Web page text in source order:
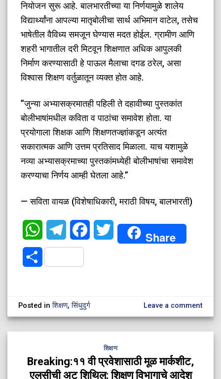
नियोजन सुरू आहे. बालभारतीच्या या निर्णयामुळे शालेय
विद्यार्थ्यांना आपल्या मातृबोलीचा सार्थ अभिमान वाटेल, तसेच
भाषेतील वैविध्य समजून घेण्यास मदत होईल. ग्रामीण आणि
शहरी भागातील दरी मिटवून शिक्षणात अधिक आपुलकी
निर्माण करण्यासाठी हे पाऊल मैलाचा दगड ठरेल, असा
विश्वास शिक्षण वर्तुळातून व्यक्त होत आहे.
​”जुन्या अभ्यासक्रमातही पहिली ते दहावीच्या पुस्तकांत
बोलीभाषांमधील कविता व पाठांचा समावेश होता. या
प्रयोगाला शिक्षक आणि शिक्षणतज्ज्ञांकडून अत्यंत
सकारात्मक आणि उत्तम प्रतिसाद मिळाला. याच यशामुळे
नव्या अभ्यासक्रमाच्या पुस्तकांमध्येही बोलीभाषांचा समावेश
करण्याचा निर्णय आम्ही घेतला आहे.”
— सविता वायळ (विशेषाधिकारी, मराठी विषय, बालभारती)
WhatsAppTelegramFacebookTwitter Share
Share
Posted inशिक्षण,सिंधुदुर्ग Leave a comment
शिक्षण
Breaking:११ वी प्रवेशासाठी मूळ मार्कशीट,
एलसीची अट शिथिल; शिक्षण विभागाचे आदेश